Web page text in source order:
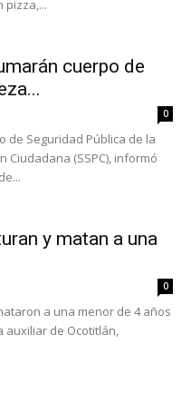
pizza,...
cuerpo de
0
de Seguridad Pública de la
Ciudadana (SSPC), informó
y matan a una
0
a una menor de 4 años
auxiliar de Ocotitlán,